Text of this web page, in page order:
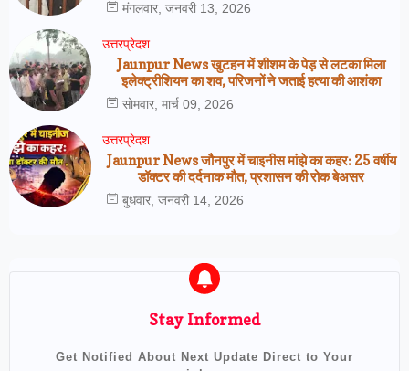
मंगलवार, जनवरी 13, 2026
उत्तरप्रेदश
Jaunpur News खुटहन में शीशम के पेड़ से लटका मिला
इलेक्ट्रीशियन का शव, परिजनों ने जताई हत्या की आशंका
सोमवार, मार्च 09, 2026
उत्तरप्रेदश
Jaunpur News जौनपुर में चाइनीस मांझे का कहर: 25 वर्षीय
डॉक्टर की दर्दनाक मौत, प्रशासन की रोक बेअसर
बुधवार, जनवरी 14, 2026
Stay Informed
Get Notified About Next Update Direct to Your